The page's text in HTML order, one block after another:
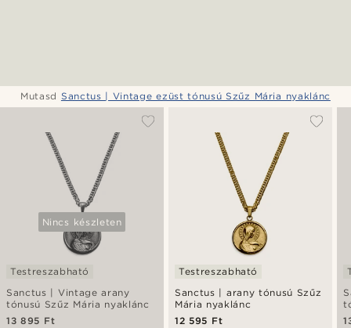
Mutasd Sanctus | Vintage ezüst tónusú Szűz Mária nyaklánc
Nincs készleten
Sanctus | Vintage arany
tónusú Szűz Mária nyaklánc
Testreszabható
13 895 Ft
Sanctus | arany tónusú Szűz
Mária nyaklánc
Testreszabható
12 595 Ft